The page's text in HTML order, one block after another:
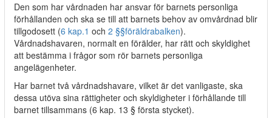
Den som har vårdnaden har ansvar för barnets personliga
förhållanden och ska se till att barnets behov av omvårdnad blir
tillgodosett (6 kap.1 och 2 §§föräldrabalken).
Vårdnadshavaren, normalt en förälder, har rätt och skyldighet
att bestämma i frågor som rör barnets personliga
angelägenheter.
Har barnet två vårdnadshavare, vilket är det vanligaste, ska
dessa utöva sina rättigheter och skyldigheter i förhållande till
barnet tillsammans (6 kap. 13 § första stycket).